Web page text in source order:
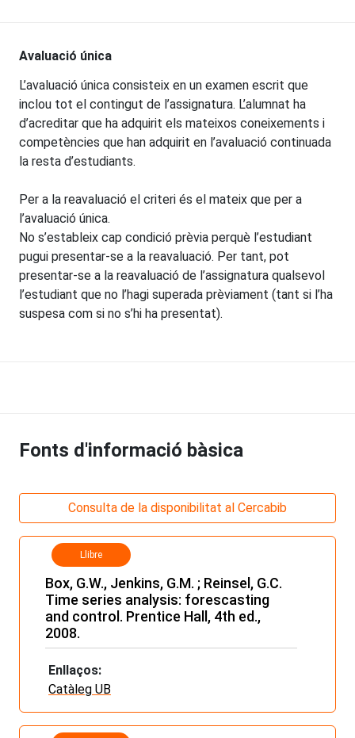
Avaluació única
L’avaluació única consisteix en un examen escrit que
inclou tot el contingut de l’assignatura. L’alumnat ha
d’acreditar que ha adquirit els mateixos coneixements i
competències que han adquirit en l’avaluació continuada
la resta d’estudiants.
Per a la reavaluació el criteri és el mateix que per a
l’avaluació única.
No s’estableix cap condició prèvia perquè l’estudiant
pugui presentar-se a la reavaluació. Per tant, pot
presentar-se a la reavaluació de l’assignatura qualsevol
l’estudiant que no l’hagi superada prèviament (tant si l’ha
suspesa com si no s’hi ha presentat).
Fonts d'informació bàsica
Consulta de la disponibilitat al Cercabib
Llibre
Box, G.W., Jenkins, G.M. ; Reinsel, G.C.
Time series analysis: forescasting
and control. Prentice Hall, 4th ed.,
2008.
Enllaços:
Catàleg UB